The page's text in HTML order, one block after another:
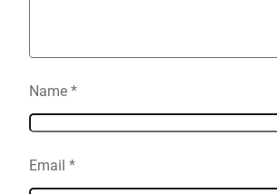
Name *
Email *